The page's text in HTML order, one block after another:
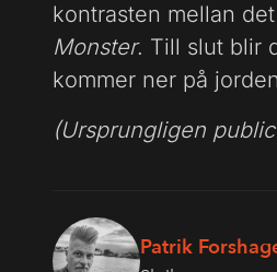
kontrasten mellan
Monster. Till slut blir
kommer ner på
(Ursprungligen
Patrik